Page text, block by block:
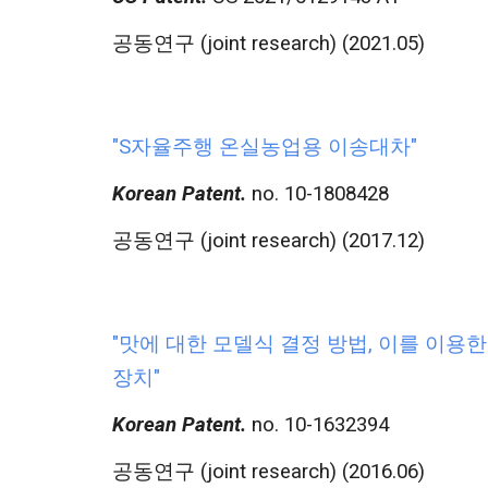
공동연구 (joint research) (2021.05)
"S자율주행 온실농업용 이송대차"
Korean Patent. no. 10-1808428
공동연구 (joint research) (2017.12)
"맛에 대한 모델식 결정 방법, 이를 이용
장치 "
Korean Patent. no. 10-1632394
공동연구 (joint research) (2016.06)